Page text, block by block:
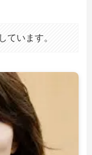
ています。